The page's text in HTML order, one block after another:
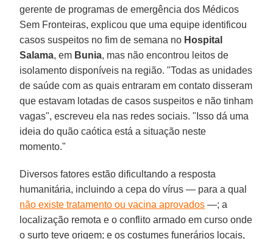
gerente de programas de emergência dos Médicos
Sem Fronteiras, explicou que uma equipe identificou
casos suspeitos no fim de semana no Hospital
Salama, em Bunia, mas não encontrou leitos de
isolamento disponíveis na região. "Todas as unidades
de saúde com as quais entraram em contato disseram
que estavam lotadas de casos suspeitos e não tinham
vagas", escreveu ela nas redes sociais. "Isso dá uma
ideia do quão caótica está a situação neste
momento."
Diversos fatores estão dificultando a resposta
humanitária, incluindo a cepa do vírus — para a qual
não existe tratamento ou vacina aprovados —; a
localização remota e o conflito armado em curso onde
o surto teve origem; e os costumes funerários locais,